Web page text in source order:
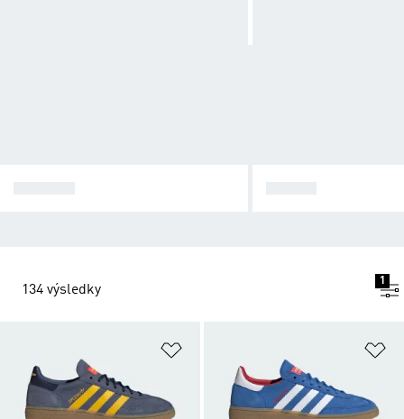
134 výsledky
1
Pridať do zoznamu želaných